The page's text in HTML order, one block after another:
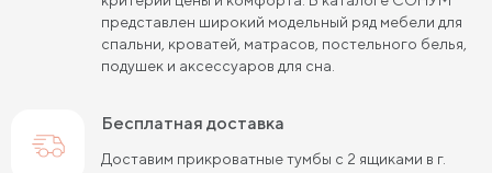
представлен широкий модельный ряд мебели для
спальни, кроватей, матрасов, постельного белья,
подушек и аксессуаров для сна.
Бесплатная доставка
Доставим прикроватные тумбы с 2 ящиками в г.